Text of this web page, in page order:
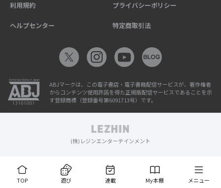
TOP 遊び 連載 My本棚 メニュー
利用規約 プライバシーポリシー
ヘルプセンター 特定商取引法
ABJマークは、この電子書店・電子書籍配信サービスが、著作権者
からコンテンツ使用許諾を得た正規版配信サービスであることを示
す登録商標（登録番号第6091713号）です。
(株)レジンエンターテインメント